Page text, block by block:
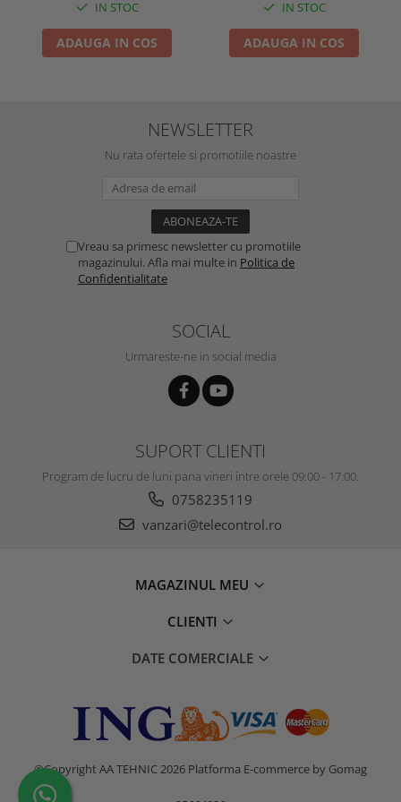
IN STOC
ADAUGA IN COS
IN STOC
ADAUGA IN COS
NEWSLETTER
Nu rata ofertele si promotiile noastre
Vreau sa primesc newsletter cu promotiile
magazinului. Afla mai multe in Politica de
Confidentialitate
SOCIAL
Urmareste-ne in social media
SUPORT CLIENTI
Program de lucru de luni pana vineri intre orele 09:00 - 17:00.
0758235119
vanzari@telecontrol.ro
MAGAZINUL MEU
CLIENTI
DATE COMERCIALE
©Copyright AA TEHNIC 2026 Platforma E-commerce by Gomag